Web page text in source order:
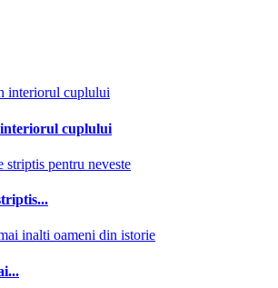
cuplului